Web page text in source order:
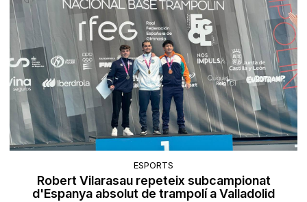
ESPORTS
Robert Vilarasau repeteix subcampionat
d'Espanya absolut de trampolí a Valladolid